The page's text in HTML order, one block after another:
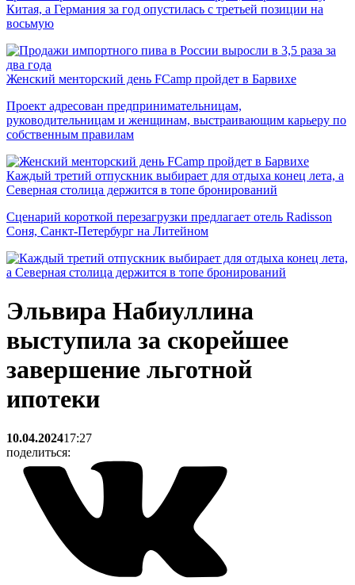
Китая, а Германия за год опустилась с третьей позиции на
восьмую
Женский менторский день FCamp пройдет в Барвихе
Проект адресован предпринимательницам,
руководительницам и женщинам, выстраивающим карьеру по
собственным правилам
Каждый третий отпускник выбирает для отдыха конец лета, а
Северная столица держится в топе бронирований
Сценарий короткой перезагрузки предлагает отель Radisson
Соня, Санкт-Петербург на Литейном
Эльвира Набиуллина
выступила за скорейшее
завершение льготной
ипотеки
10.04.202417:27
поделиться: